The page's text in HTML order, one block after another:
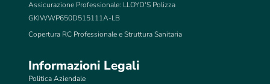
Assicurazione Professionale: LLOYD'S Polizza
GKIWWP650D515111A-LB
Copertura RC Professionale e Struttura Sanitaria
Informazioni Legali
Politica Aziendale